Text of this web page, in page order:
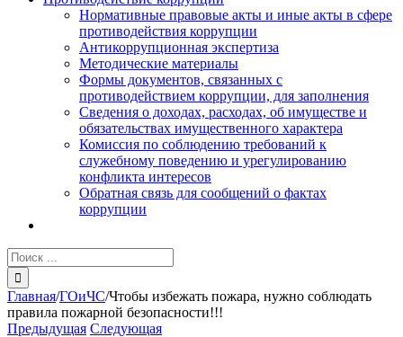
Нормативные правовые акты и иные акты в сфере
противодействия коррупции
Антикоррупционная экспертиза
Методические материалы
Формы документов, связанных с
противодействием коррупции, для заполнения
Сведения о доходах, расходах, об имуществе и
обязательствах имущественного характера
Комиссия по соблюдению требований к
служебному поведению и урегулированию
конфликта интересов
Обратная связь для сообщений о фактах
коррупции
Результат
поиска:
Главная/ГОиЧС/Чтобы избежать пожара, нужно соблюдать
правила пожарной безопасности!!!
Предыдущая Следующая